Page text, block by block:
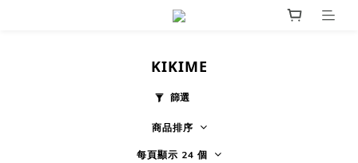
KIKIME
篩選
商品排序
每頁顯示 24 個